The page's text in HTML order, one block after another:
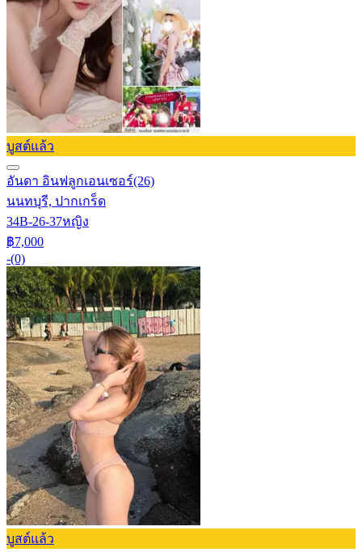
บูสต์แล้ว
อันดา อินฟลูกเอนเซอร์(26)
นนทบุรี, ปากเกร็ด
34B-26-37หญิง
฿7,000
-(0)
บูสต์แล้ว